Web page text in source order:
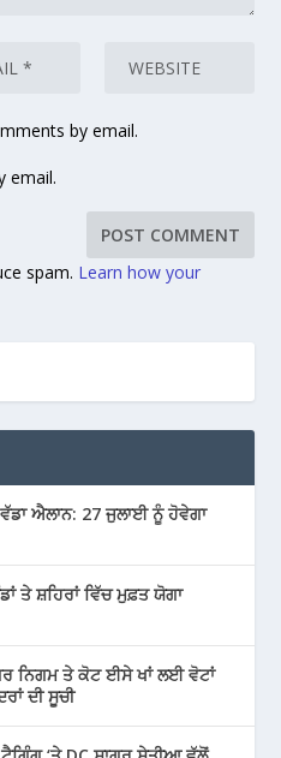
by email.
email.
spam. Learn how your
ਐਲਾਨ: 27 ਜੁਲਾਈ ਨੂੰ ਹੋਵੇਗਾ
ਤੇ ਸ਼ਹਿਰਾਂ ਵਿੱਚ ਮੁਫ਼ਤ ਯੋਗਾ
ਨਿਗਮ ਤੇ ਕੋਟ ਈਸੇ ਖਾਂ ਲਈ ਵੋਟਾਂ
ਦੀ ਸੂਚੀ